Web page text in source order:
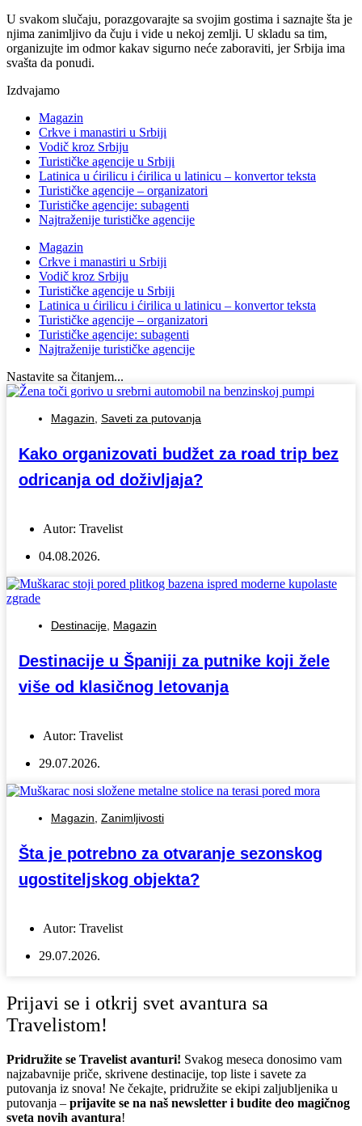
U svakom slučaju, porazgovarajte sa svojim gostima i saznajte šta je
njima zanimljivo da čuju i vide u nekoj zemlji. U skladu sa tim,
organizujte im odmor kakav sigurno neće zaboraviti, jer Srbija ima
svašta da ponudi.
Izdvajamo
Magazin
Crkve i manastiri u Srbiji
Vodič kroz Srbiju
Turističke agencije u Srbiji
Latinica u ćirilicu i ćirilica u latinicu – konvertor teksta
Turističke agencije – organizatori
Turističke agencije: subagenti
Najtraženije turističke agencije
Magazin
Crkve i manastiri u Srbiji
Vodič kroz Srbiju
Turističke agencije u Srbiji
Latinica u ćirilicu i ćirilica u latinicu – konvertor teksta
Turističke agencije – organizatori
Turističke agencije: subagenti
Najtraženije turističke agencije
Nastavite sa čitanjem...
Magazin, Saveti za putovanja
Kako organizovati budžet za road trip bez
odricanja od doživljaja?
Autor: Travelist
04.08.2026.
Destinacije, Magazin
Destinacije u Španiji za putnike koji žele
više od klasičnog letovanja
Autor: Travelist
29.07.2026.
Magazin, Zanimljivosti
Šta je potrebno za otvaranje sezonskog
ugostiteljskog objekta?
Autor: Travelist
29.07.2026.
Prijavi se i otkrij svet avantura sa
Travelistom!
Pridružite se Travelist avanturi! Svakog meseca donosimo vam
najzabavnije priče, skrivene destinacije, top liste i savete za
putovanja iz snova! Ne čekajte, pridružite se ekipi zaljubljenika u
putovanja – prijavite se na naš newsletter i budite deo magičnog
sveta novih avantura!